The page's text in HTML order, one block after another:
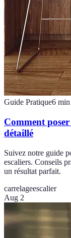
Guide Pratique6 min
Comment
détaillé
Suivez notre guide
escaliers. Conseils
un résultat parfait.
carrelageescalier
Aug 2